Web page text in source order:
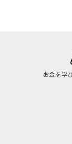
お金を学